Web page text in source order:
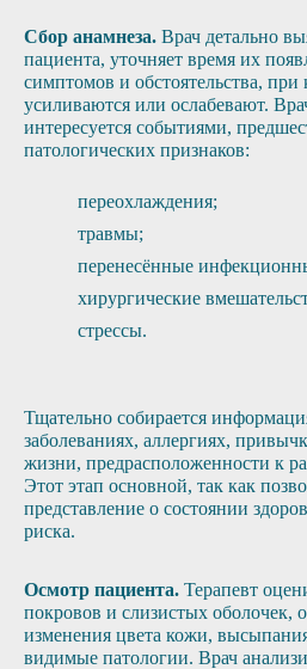
Сбор анамнеза. Врач детально
пациента, уточняет время их
симптомов и обстоятельства, при
усиливаются или ослабевают.
интересуется событиями,
патологических признаков:
переохлаждения;
травмы;
перенесённые
хирургические
стрессы.
Тщательно собирается
заболеваниях, аллергиях,
жизни, предрасположенности к
Этот этап основной, так как
представление о состоянии
риска.
Осмотр пациента. Терапевт
покровов и слизистых оболочек,
изменения цвета кожи,
видимые патологии. Врач